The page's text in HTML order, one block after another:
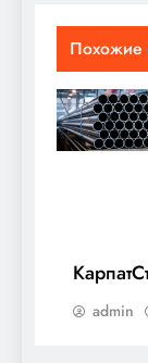
Похожие
admin